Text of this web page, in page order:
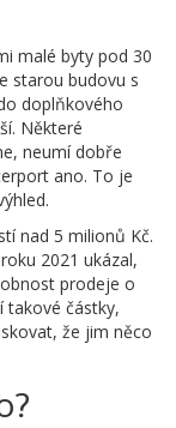
malé byty pod 30
starou budovu s
doplňkového
Některé
neumí dobře
ano. To je
nad 5 milionů Kč.
2021 ukázal,
prodeje o
takové částky,
že jim něco